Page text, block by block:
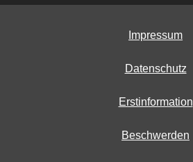
Impressum
Datenschutz
Erstinformation
Beschwerden